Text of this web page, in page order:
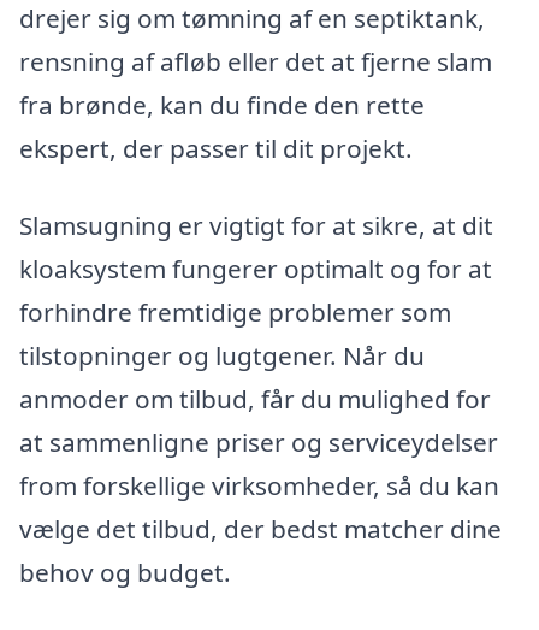
drejer sig om tømning af en septiktank,
rensning af afløb eller det at fjerne slam
fra brønde, kan du finde den rette
ekspert, der passer til dit projekt.
Slamsugning er vigtigt for at sikre, at dit
kloaksystem fungerer optimalt og for at
forhindre fremtidige problemer som
tilstopninger og lugtgener. Når du
anmoder om tilbud, får du mulighed for
at sammenligne priser og serviceydelser
from forskellige virksomheder, så du kan
vælge det tilbud, der bedst matcher dine
behov og budget.